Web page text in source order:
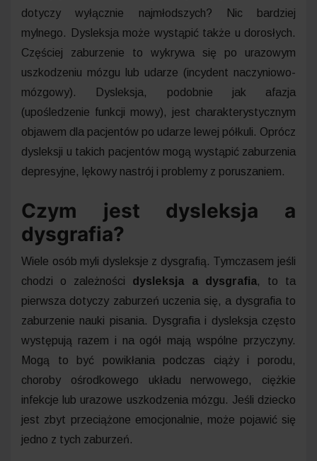
dotyczy wyłącznie najmłodszych? Nic bardziej
mylnego. Dysleksja może wystąpić także u dorosłych.
Częściej zaburzenie to wykrywa się po urazowym
uszkodzeniu mózgu lub udarze (incydent naczyniowo-
mózgowy). Dysleksja, podobnie jak afazja
(upośledzenie funkcji mowy), jest charakterystycznym
objawem dla pacjentów po udarze lewej półkuli. Oprócz
dysleksji u takich pacjentów mogą wystąpić zaburzenia
depresyjne, lękowy nastrój i problemy z poruszaniem.
Czym jest dysleksja a
dysgrafia?
Wiele osób myli dysleksje z dysgrafią. Tymczasem jeśli
chodzi o zależności dysleksja a dysgrafia, to ta
pierwsza dotyczy zaburzeń uczenia się, a dysgrafia to
zaburzenie nauki pisania. Dysgrafia i dysleksja często
występują razem i na ogół mają wspólne przyczyny.
Mogą to być powikłania podczas ciąży i porodu,
choroby ośrodkowego układu nerwowego, ciężkie
infekcje lub urazowe uszkodzenia mózgu. Jeśli dziecko
jest zbyt przeciążone emocjonalnie, może pojawić się
jedno z tych zaburzeń.